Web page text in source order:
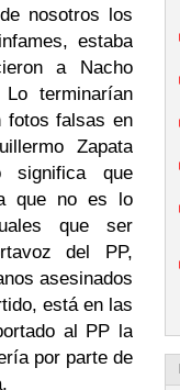
nosotros los
estaba
a Nacho
terminarían
fotos falsas en
Zapata
significa que
que no es lo
que ser
del PP,
asesinados
está en las
al PP la
por parte de